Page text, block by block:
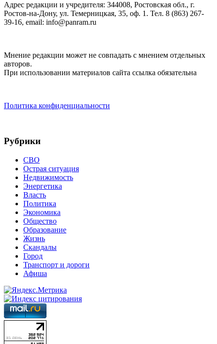
Адрес редакции и учредителя: 344008, Ростовская обл., г.
Ростов-на-Дону, ул. Темерницкая, 35, оф. 1. Тел. 8 (863) 267-
39-16, email: info@panram.ru
Мнение редакции может не совпадать с мнением отдельных
авторов.
При использовании материалов сайта ссылка обязательна
Политика конфиденциальности
Рубрики
СВО
Острая ситуация
Недвижимость
Энергетика
Власть
Политика
Экономика
Общество
Образование
Жизнь
Скандалы
Город
Транспорт и дороги
Афиша